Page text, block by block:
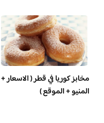
مخابز كوريا في قطر ( الاسعار +
المنيو + الموقع )